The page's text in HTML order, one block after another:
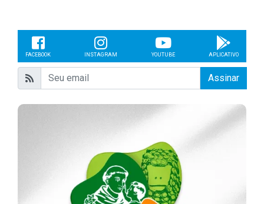
FACEBOOK INSTAGRAM YOUTUBE APLICATIVO
Assinar